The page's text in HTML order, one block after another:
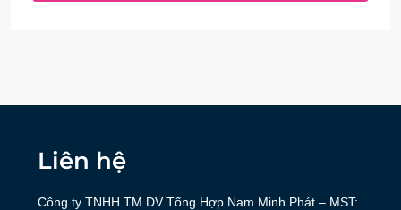
Liên hệ
Công ty TNHH TM DV Tổng Hợp Nam Minh Phát – MST: